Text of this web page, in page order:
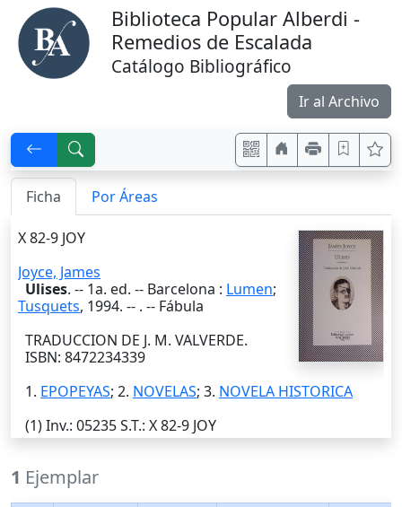
Biblioteca Popular Alberdi -
Remedios de Escalada
Catálogo Bibliográfico
Ir al Archivo
Ficha Por Áreas
X 82-9 JOY
Joyce, James
Ulises. -- 1a. ed. -- Barcelona : Lumen;
Tusquets, 1994. -- . -- Fábula
TRADUCCION DE J. M. VALVERDE.
ISBN: 8472234339
1. EPOPEYAS; 2. NOVELAS; 3. NOVELA HISTORICA
(1)Inv.: 05235S.T.: X 82-9 JOY
1 Ejemplar